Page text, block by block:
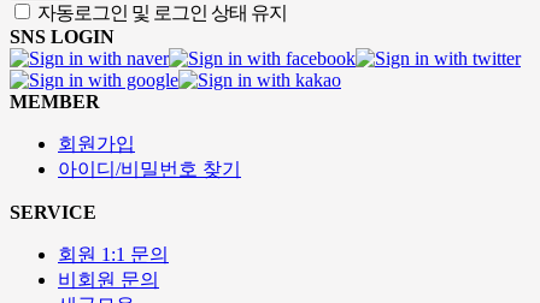
자동로그인 및 로그인 상태 유지
SNS LOGIN
MEMBER
회원가입
아이디/비밀번호 찾기
SERVICE
회원 1:1 문의
비회원 문의